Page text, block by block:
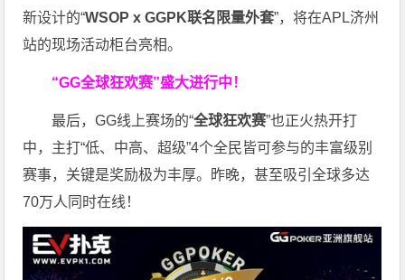
新设计的“WSOP x GGPK联名限量外套”，将在APL济州
站的现场活动柜台亮相。
“GG全球狂欢赛”盛大进行中！
最后，GG线上赛场的“全球狂欢赛”也正火热开打
中，主打“低、中高、超级”4个全民皆可参与的丰富级别
赛事，关键是奖励极为丰厚。 昨晚，甚至吸引全球多达
70万人同时在线！